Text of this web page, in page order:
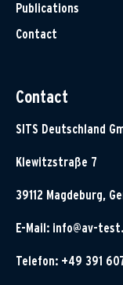
Publications
Contact
Contact
SITS Deutschland
Klewitzstraße 7
39112 Magdeburg,
E-Mail: info@av-
Telefon: +49 391